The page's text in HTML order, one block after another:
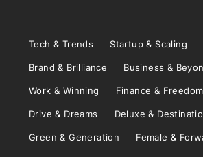
Tech & Trends Startup & Scaling
Brand & Brilliance Business &
Work & Winning Finance & Freedom
Drive & Dreams Deluxe &
Green & Generation Female &